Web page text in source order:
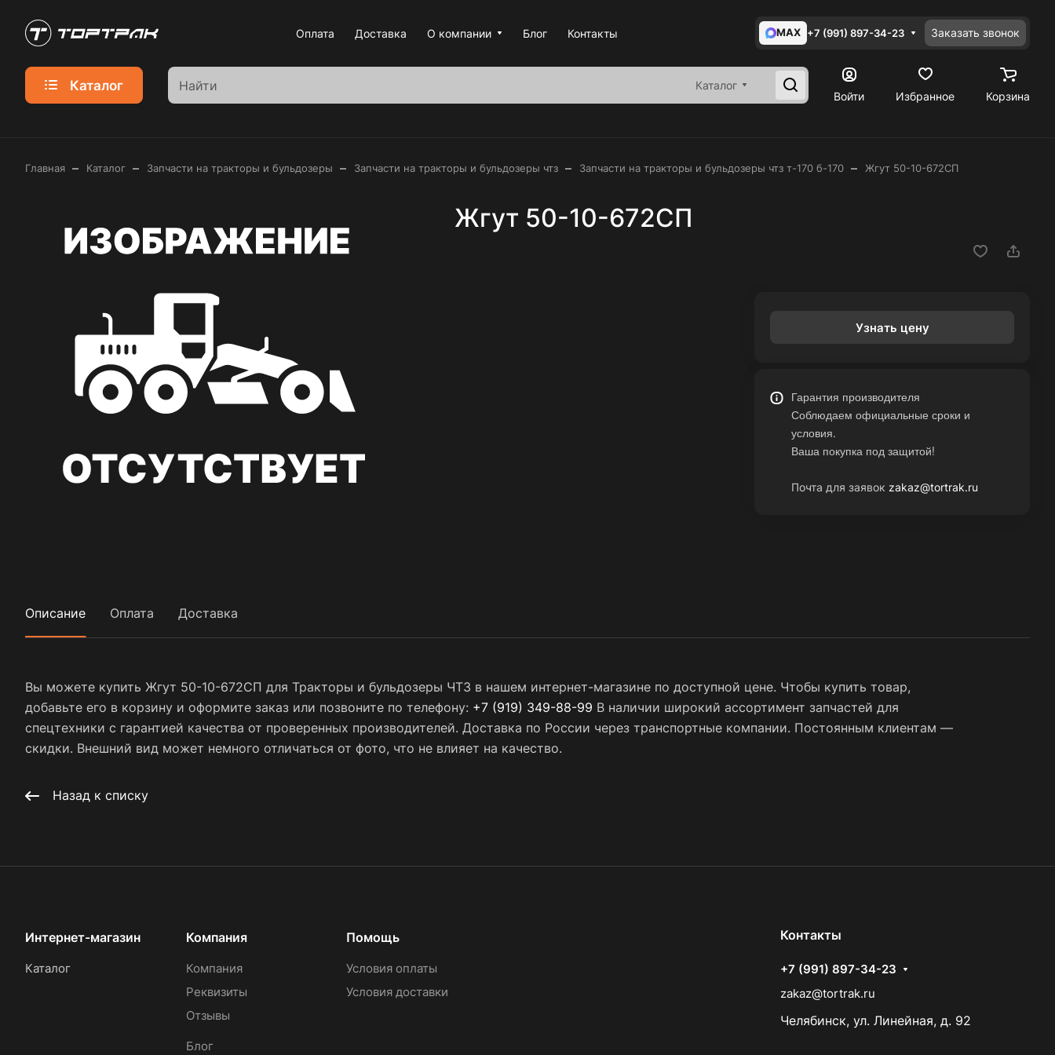
Оплата Доставка О компании Блог Контакты MAX +7 (991) 897-34-23 Заказать звонок
Каталог
Каталог
Войти
Избранное Корзина
Главная – Каталог – Запчасти на тракторы и бульдозеры – Запчасти на тракторы и бульдозеры чтз – Запчасти на тракторы и бульдозеры чтз т-170 б-170 – Жгут 50-10-672СП
Жгут 50-10-672СП
Узнать цену
Гарантия производителя
Соблюдаем официальные сроки и
условия.
Ваша покупка под защитой!
Почта для заявок zakaz@tortrak.ru
Описание Оплата Доставка
Вы можете купить Жгут 50-10-672СП для Тракторы и бульдозеры ЧТЗ в нашем интернет-магазине по доступной цене. Чтобы купить товар,
добавьте его в корзину и оформите заказ или позвоните по телефону: +7 (919) 349-88-99 В наличии широкий ассортимент запчастей для
спецтехники с гарантией качества от проверенных производителей. Доставка по России через транспортные компании. Постоянным клиентам —
скидки. Внешний вид может немного отличаться от фото, что не влияет на качество.
Назад к списку
Интернет-магазин
Каталог
Компания
Компания
Реквизиты
Отзывы
Блог
Помощь
Условия оплаты
Условия доставки
Контакты
+7 (991) 897-34-23
zakaz@tortrak.ru
Челябинск, ул. Линейная, д. 92